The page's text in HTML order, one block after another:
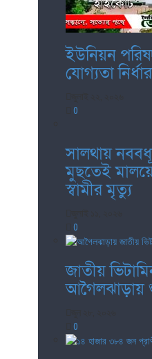
ইউনিয়ন
যোগ্যতা
0
সালথায়
মুছতেই
স্বামীর মৃত্যু
0
জাতীয়
আগৈলঝাড়ায়
0